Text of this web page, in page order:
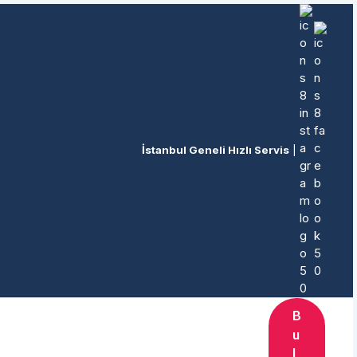
İstanbul Geneli Hızlı Servis
B
u